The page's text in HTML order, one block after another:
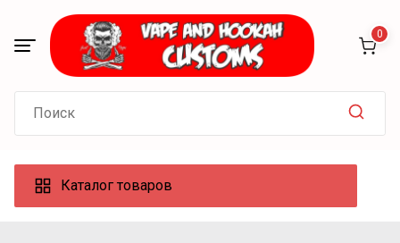
content
0
for:
Каталог товаров